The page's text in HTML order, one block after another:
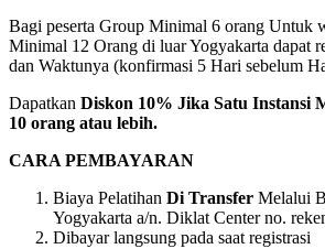
Bagi peserta Group Minimal 6 orang Untuk
Minimal 12 Orang di luar Yogyakarta dapat
dan Waktunya (konfirmasi 5 Hari sebelum
Dapatkan Diskon 10% Jika Satu Instansi
10 orang atau lebih.
CARA PEMBAYARAN
Biaya Pelatihan Di Transfer Melalui
Yogyakarta a/n. Diklat Center no.
Dibayar langsung pada saat registrasi